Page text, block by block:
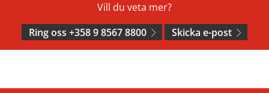
Vill du veta mer?
Ring oss +358 9 8567 8800
Skicka e-post